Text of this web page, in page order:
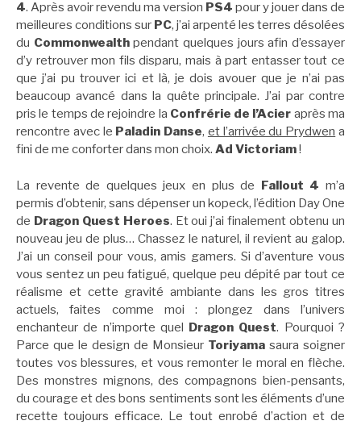
4. Après avoir revendu ma version PS4 pour y jouer dans de
meilleures conditions sur PC, j’ai arpenté les terres désolées
du Commonwealthpendant quelques jours afin d’essayer
d’y retrouver mon fils disparu, mais à part entasser tout ce
que j’ai pu trouver ici et là, je dois avouer que je n’ai pas
beaucoup avancé dans la quête principale. J’ai par contre
pris le temps de rejoindre la Confrérie de l’Acier après ma
rencontre avec le Paladin Danse, et l’arrivée du Prydwen a
fini de me conforter dans mon choix. Ad Victoriam!
La revente de quelques jeux en plus de Fallout 4 m’a
permis d’obtenir, sans dépenser un kopeck, l’édition Day One
de Dragon Quest Heroes. Et oui j’ai finalement obtenu un
nouveau jeu de plus… Chassez le naturel, il revient au galop.
J’ai un conseil pour vous, amis gamers. Si d’aventure vous
vous sentez un peu fatigué, quelque peu dépité par tout ce
réalisme et cette gravité ambiante dans les gros titres
actuels, faites comme moi : plongez dans l’univers
enchanteur de n’importe quel Dragon Quest. Pourquoi ?
Parce que le design de Monsieur Toriyama saura soigner
toutes vos blessures, et vous remonter le moral en flèche.
Des monstres mignons, des compagnons bien-pensants,
du courage et des bons sentiments sont les éléments d’une
recette toujours efficace. Le tout enrobé d’action et de